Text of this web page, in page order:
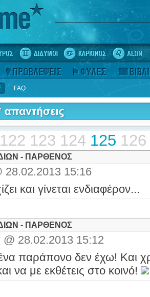
FAQ
122 123 124 125 126
- ΠΑΡΘΕΝΟΣ
28.02.2013 15:16
και γίνεται ενδιαφέρον...
- ΠΑΡΘΕΝΟΣ
@ 28.02.2013 15:12
παράπονο δεν έχω! Και
να με εκθέτεις στο κοινό!